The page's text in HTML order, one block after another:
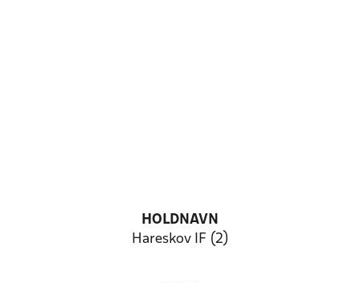
HOLDNAVN
Hareskov IF (2)